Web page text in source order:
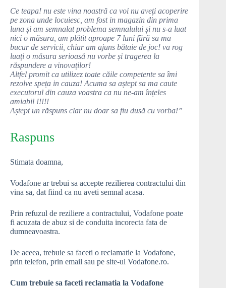
Ce teapa! nu este vina noastră ca voi nu aveți acoperire
pe zona unde locuiesc, am fost in magazin din prima
luna și am semnalat problema semnalului și nu s-a luat
nici o măsura, am plătit aproape 7 luni fără sa ma
bucur de servicii, chiar am ajuns bătaie de joc! va rog
luați o măsura serioasă nu vorbe și tragerea la
răspundere a vinovaților!
Altfel promit ca utilizez toate căile competente sa îmi
rezolve speța in cauza! Acuma sa aștept sa ma caute
executorul din cauza voastra ca nu ne-am înțeles
amiabil !!!!!
Aștept un răspuns clar nu doar sa fiu dusă cu vorba!”
Raspuns
Stimata doamna,
Vodafone ar trebui sa accepte rezilierea contractului din
vina sa, dat fiind ca nu aveti semnal acasa.
Prin refuzul de reziliere a contractului, Vodafone poate
fi acuzata de abuz si de conduita incorecta fata de
dumneavoastra.
De aceea, trebuie sa faceti o reclamatie la Vodafone,
prin telefon, prin email sau pe site-ul Vodafone.ro.
Cum trebuie sa faceti reclamatia la Vodafone